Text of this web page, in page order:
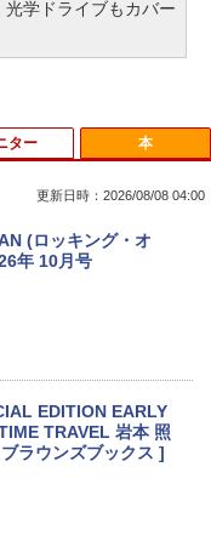
学ドライブもカバー
】 Windows ノート
ソニック レッツ CF-
i5 Office付き Wind
リ16GB SSD512GB/
ノートPC 大手国産メ
ター
液晶モニター 23.8
ク 1920×1080 （フ
HDMI VGA VESA準
OFFクーポン 8/4 20:
23.8インチ 144
本
更新日時：2026/08/08 04:00
(ロッキング・オ
年 10月号
EDITION EARLY
TRAVEL 岩本 照
ラウンズブックス ]